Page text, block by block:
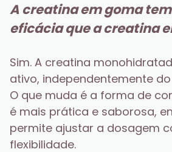
A creatina em goma
eficácia que a creatina
Sim. A creatina
ativo, independentemente
O que muda é a forma de
é mais prática e saborosa,
permite ajustar a dosagem
flexibilidade.